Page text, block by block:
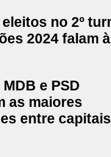
no 2º
2024 falam à
e PSD
as maiores
entre